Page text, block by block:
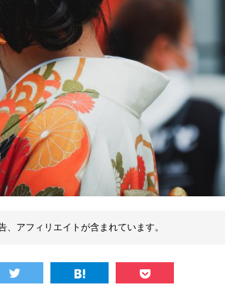
、アフィリエイトが含まれています。